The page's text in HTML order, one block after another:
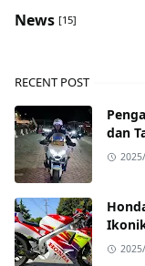
News [15]
RECENT POST
dan